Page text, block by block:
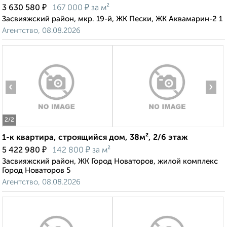
3 630 580 ₽ 167 000 ₽ за м²
Засвияжский район, мкр. 19-й, ЖК Пески, ЖК Аквамарин-2 1
Агентство, 08.08.2026
2/2
‹ ›
1-к квартира, строящийся дом, 38м², 2/6 этаж
5 422 980 ₽ 142 800 ₽ за м²
Засвияжский район, ЖК Город Новаторов, жилой комплекс
Город Новаторов 5
Агентство, 08.08.2026